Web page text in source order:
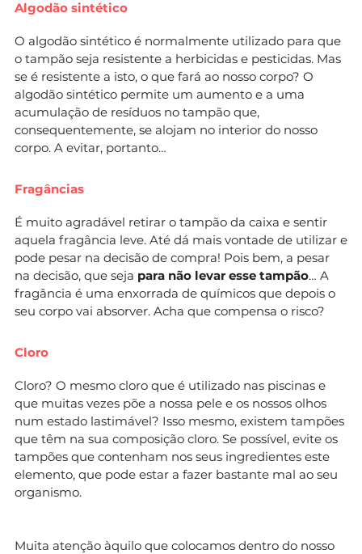
Algodão sintético
O algodão sintético é normalmente utilizado para que
o tampão seja resistente a herbicidas e pesticidas. Mas
se é resistente a isto, o que fará ao nosso corpo? O
algodão sintético permite um aumento e a uma
acumulação de resíduos no tampão que,
consequentemente, se alojam no interior do nosso
corpo. A evitar, portanto…
Fragâncias
É muito agradável retirar o tampão da caixa e sentir
aquela fragância leve. Até dá mais vontade de utilizar e
pode pesar na decisão de compra! Pois bem, a pesar
na decisão, que seja para não levar esse tampão… A
fragância é uma enxorrada de químicos que depois o
seu corpo vai absorver. Acha que compensa o risco?
Cloro
Cloro? O mesmo cloro que é utilizado nas piscinas e
que muitas vezes põe a nossa pele e os nossos olhos
num estado lastimável? Isso mesmo, existem tampões
que têm na sua composição cloro. Se possível, evite os
tampões que contenham nos seus ingredientes este
elemento, que pode estar a fazer bastante mal ao seu
organismo.
Muita atenção àquilo que colocamos dentro do nosso